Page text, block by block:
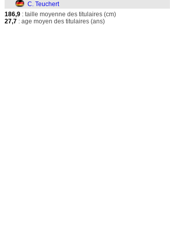
C. Teuchert
186,9 : taille moyenne des titulaires (cm)
27,7 : age moyen des titulaires (ans)